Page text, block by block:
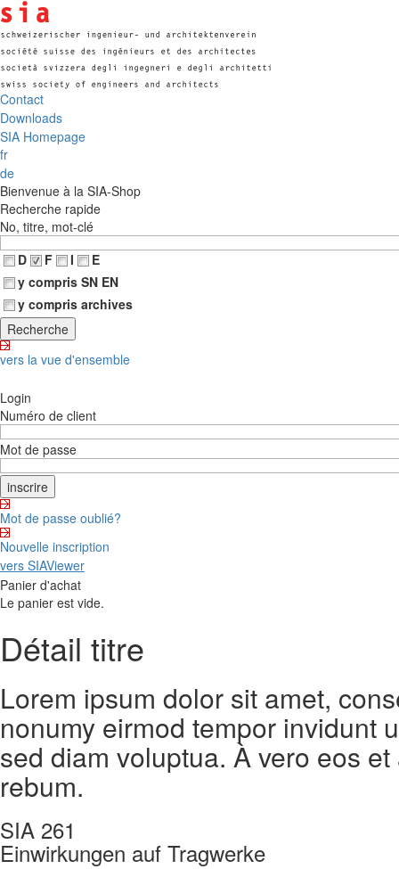
Contact
Downloads
SIA Homepage
fr
de
Bienvenue à la SIA-Shop
Recherche rapide
No, titre, mot-clé
D
F I
E
y compris SN EN
y compris archives
vers la vue d'ensemble
Login
Numéro de client
Mot de passe
Mot de passe oublié?
Nouvelle inscription
vers SIAViewer
Panier d'achat
Le panier est vide.
Détail titre
Lorem ipsum dolor sit amet,
nonumy eirmod tempor invidunt
sed diam voluptua. À vero eos
rebum.
SIA 261
Einwirkungen auf Tragwerke